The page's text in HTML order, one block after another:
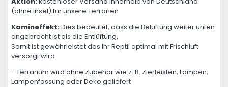
(ohne Insel) für unsere Terrarien
Kamineffekt:Dies bedeutet, dass die Belüftung weiter unten
angebracht ist als die Entlüftung.
Somit ist gewährleistet das Ihr Reptil optimal mit Frischluft
versorgt wird.
- Terrarium wird ohne Zubehör wie z. B. Zierleisten, Lampen,
Lampenfassung oder Deko geliefert